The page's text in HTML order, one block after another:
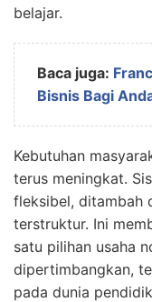
belajar.
Baca juga:
Bisnis Bagi
Kebutuhan
terus meningkat.
fleksibel, ditambah
terstruktur. Ini
satu pilihan usaha
dipertimbangkan,
pada dunia